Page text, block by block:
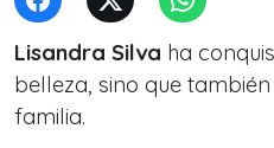
Lisandra Silva ha
belleza, sino que
familia.